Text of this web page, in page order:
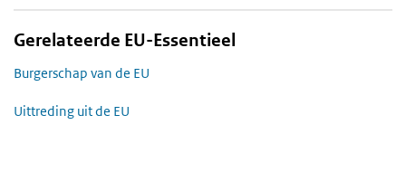
Gerelateerde EU-Essentieel
Burgerschap van de EU
Uittreding uit de EU